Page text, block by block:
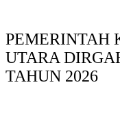
PEMERINTAH
UTARA
TAHUN 2026